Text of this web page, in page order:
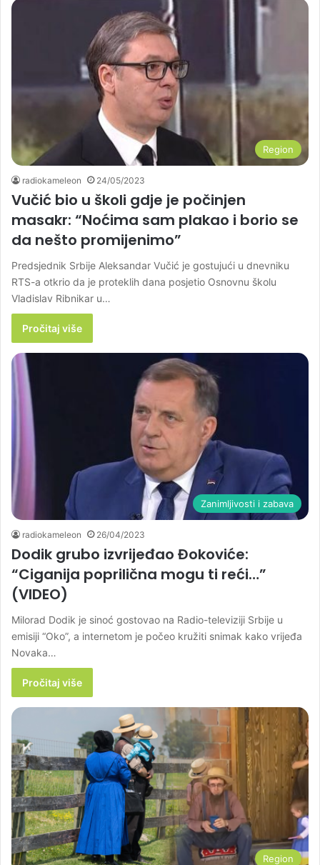
Region
radiokameleon 24/05/2023
Vučić bio u školi gdje je počinjen
masakr: “Noćima sam plakao i borio se
da nešto promijenimo”
Predsjednik Srbije Aleksandar Vučić je gostujući u dnevniku
RTS-a otkrio da je proteklih dana posjetio Osnovnu školu
Vladislav Ribnikar u…
Pročitaj više
Zanimljivosti i zabava
radiokameleon 26/04/2023
Dodik grubo izvrijeđao Đokoviće:
“Ciganija poprilična mogu ti reći…”
(VIDEO)
Milorad Dodik je sinoć gostovao na Radio-televiziji Srbije u
emisiji “Oko”, a internetom je počeo kružiti snimak kako vrijeđa
Novaka…
Pročitaj više
Region